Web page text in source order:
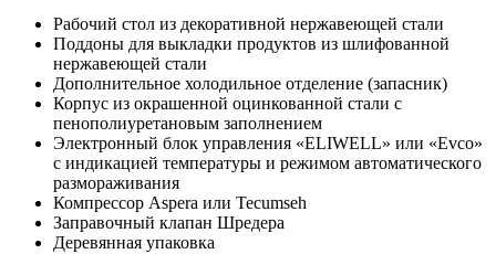
Рабочий стол из декоративной нержавеющей стали
Поддоны для выкладки продуктов из шлифованной
нержавеющей стали
Дополнительное холодильное отделение (запасник)
Корпус из окрашенной оцинкованной стали с
пенополиуретановым заполнением
Электронный блок управления «ELIWELL» или «Evco»
с индикацией температуры и режимом автоматического
размораживания
Компрессор Aspera или Tecumseh
Заправочный клапан Шредера
Деревянная упаковка